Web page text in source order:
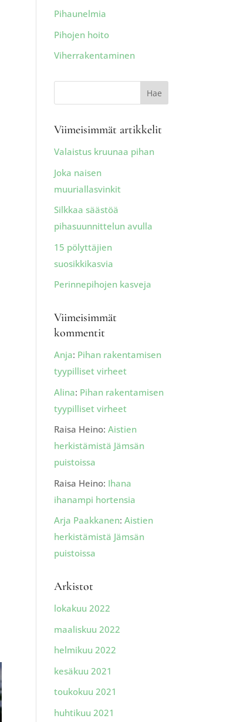
Pihaunelmia
Pihojen hoito
Viherrakentaminen
Viimeisimmät artikkelit
Valaistus kruunaa pihan
Joka naisen
muuriallasvinkit
Silkkaa säästöä
pihasuunnittelun avulla
15 pölyttäjien
suosikkikasvia
Perinnepihojen kasveja
Viimeisimmät
kommentit
Anja: Pihan rakentamisen
tyypilliset virheet
Alina: Pihan rakentamisen
tyypilliset virheet
Raisa Heino:Aistien
herkistämistä Jämsän
puistoissa
Raisa Heino: Ihana
ihanampi hortensia
Arja Paakkanen:Aistien
herkistämistä Jämsän
puistoissa
Arkistot
lokakuu 2022
maaliskuu 2022
helmikuu 2022
kesäkuu 2021
toukokuu 2021
huhtikuu 2021